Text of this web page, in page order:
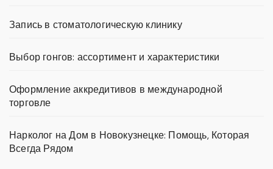
Запись в стоматологическую клинику
Выбор гонгов: ассортимент и характеристики
Оформление аккредитивов в международной
торговле
Нарколог на Дом в Новокузнецке: Помощь, Которая
Всегда Рядом